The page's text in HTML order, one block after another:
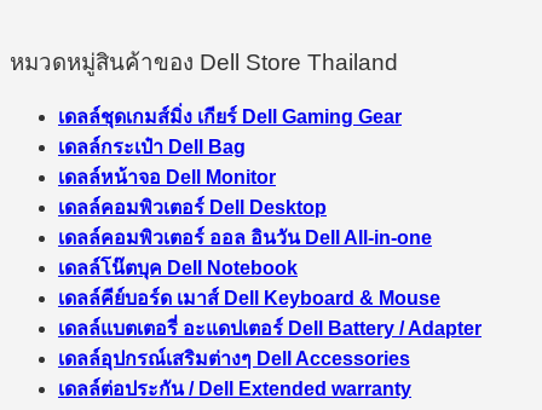
หมวดหมู่สินค้าของ Dell Store Thailand
เดลล์ชุดเกมส์มิ่ง เกียร์ Dell Gaming Gear
เดลล์กระเป๋า Dell Bag
เดลล์หน้าจอ Dell Monitor
เดลล์คอมพิวเตอร์ Dell Desktop
เดลล์คอมพิวเตอร์ ออล อินวัน Dell All-in-one
เดลล์โน๊ตบุค Dell Notebook
เดลล์คีย์บอร์ด เมาส์ Dell Keyboard & Mouse
เดลล์แบตเตอรี่ อะแดปเตอร์ Dell Battery / Adapter
เดลล์อุปกรณ์เสริมต่างๆ Dell Accessories
เดลล์ต่อประกัน / Dell Extended warranty